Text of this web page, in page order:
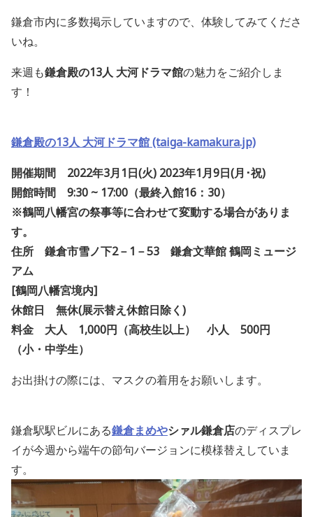
鎌倉市内に多数掲示していますので、体験してみてくださ
いね。
来週も鎌倉殿の13人 大河ドラマ館の魅力をご紹介しま
す！
鎌倉殿の13人 大河ドラマ館 (taiga-kamakura.jp)
開催期間 2022年3月1日(火) 2023年1月9日(月･祝)
開館時間 9:30 ~ 17:00（最終入館16：30）
※鶴岡八幡宮の祭事等に合わせて変動する場合がありま
す。
住所 鎌倉市雪ノ下2－1－53 鎌倉文華館 鶴岡ミュージ
アム
[鶴岡八幡宮境内]
休館日 無休(展示替え休館日除く)
料金 大人 1,000円（高校生以上） 小人 500円
（小・中学生）
お出掛けの際には、マスクの着用をお願いします。
鎌倉駅駅ビルにある鎌倉まめやシァル鎌倉店のディスプレ
イが今週から端午の節句バージョンに模様替えしていま
す。